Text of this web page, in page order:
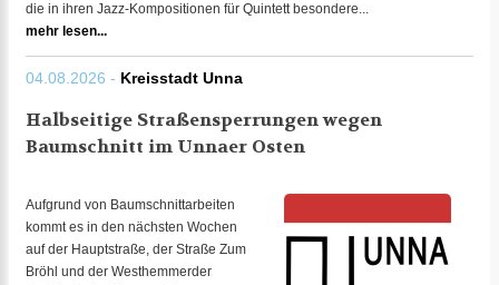
die in ihren Jazz-Kompositionen für Quintett besondere...
mehr lesen...
04.08.2026 - Kreisstadt Unna
Halbseitige Straßensperrungen wegen
Baumschnitt im Unnaer Osten
Aufgrund von Baumschnittarbeiten
kommt es in den nächsten Wochen
auf der Hauptstraße, der Straße Zum
Bröhl und der Westhemmerder